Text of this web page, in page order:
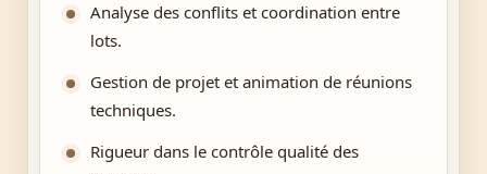
Analyse des conflits et coordination entre
lots.
Gestion de projet et animation de réunions
techniques.
Rigueur dans le contrôle qualité des